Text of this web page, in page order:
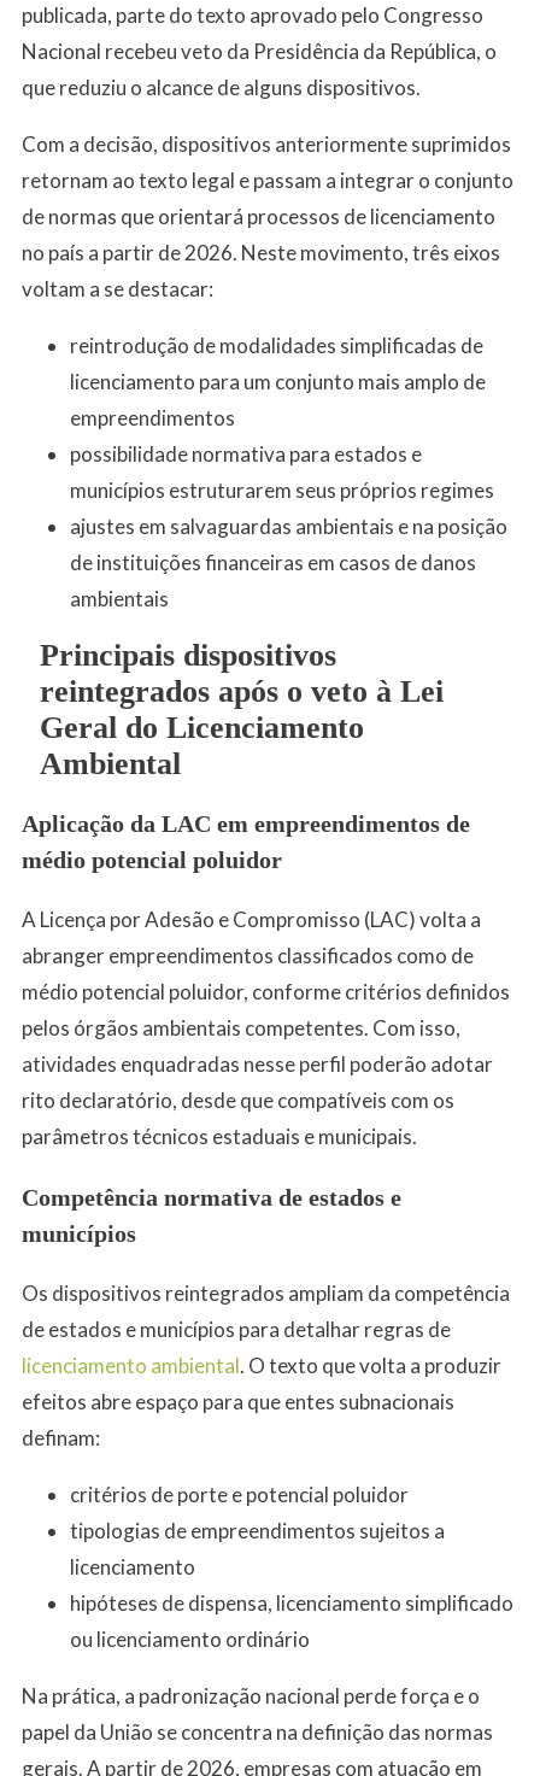
publicada, parte do texto aprovado pelo Congresso
Nacional recebeu veto da Presidência da República, o
que reduziu o alcance de alguns dispositivos.
Com a decisão, dispositivos anteriormente suprimidos
retornam ao texto legal e passam a integrar o conjunto
de normas que orientará processos de licenciamento
no país a partir de 2026. Neste movimento, três eixos
voltam a se destacar:
reintrodução de modalidades simplificadas de
licenciamento para um conjunto mais amplo de
empreendimentos
possibilidade normativa para estados e
municípios estruturarem seus próprios regimes
ajustes em salvaguardas ambientais e na posição
de instituições financeiras em casos de danos
ambientais
Principais dispositivos
reintegrados após o veto à Lei
Geral do Licenciamento
Ambiental
Aplicação da LAC em empreendimentos de
médio potencial poluidor
A Licença por Adesão e Compromisso (LAC) volta a
abranger empreendimentos classificados como de
médio potencial poluidor, conforme critérios definidos
pelos órgãos ambientais competentes. Com isso,
atividades enquadradas nesse perfil poderão adotar
rito declaratório, desde que compatíveis com os
parâmetros técnicos estaduais e municipais.
Competência normativa de estados e
municípios
Os dispositivos reintegrados ampliam da competência
de estados e municípios para detalhar regras de
licenciamento ambiental. O texto que volta a produzir
efeitos abre espaço para que entes subnacionais
definam:
critérios de porte e potencial poluidor
tipologias de empreendimentos sujeitos a
licenciamento
hipóteses de dispensa, licenciamento simplificado
ou licenciamento ordinário
Na prática, a padronização nacional perde força e o
papel da União se concentra na definição das normas
gerais. A partir de 2026, empresas com atuação em